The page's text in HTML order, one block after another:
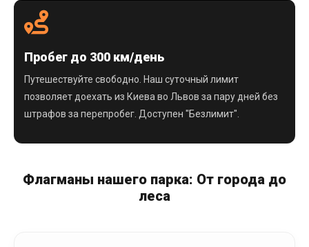
Пробег до 300 км/день
Путешествуйте свободно. Наш суточный лимит
позволяет доехать из Киева во Львов за пару дней без
штрафов за перепробег. Доступен "Безлимит".
Флагманы нашего парка: От города до
леса